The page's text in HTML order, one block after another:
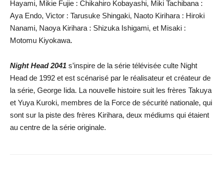
Hayami, Mikie Fujie : Chikahiro Kobayashi, Miki Tachibana :
Aya Endo, Victor : Tarusuke Shingaki, Naoto Kirihara : Hiroki
Nanami, Naoya Kirihara : Shizuka Ishigami, et Misaki :
Motomu Kiyokawa.
Night Head 2041 s’inspire de la série télévisée culte Night
Head de 1992 et est scénarisé par le réalisateur et créateur de
la série, George Iida. La nouvelle histoire suit les frères Takuya
et Yuya Kuroki, membres de la Force de sécurité nationale, qui
sont sur la piste des frères Kirihara, deux médiums qui étaient
au centre de la série originale.